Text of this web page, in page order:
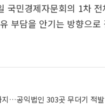
국민경제자문회의 1차
부담을 안기는 방향으
…공익법인 303곳 무더기 적발